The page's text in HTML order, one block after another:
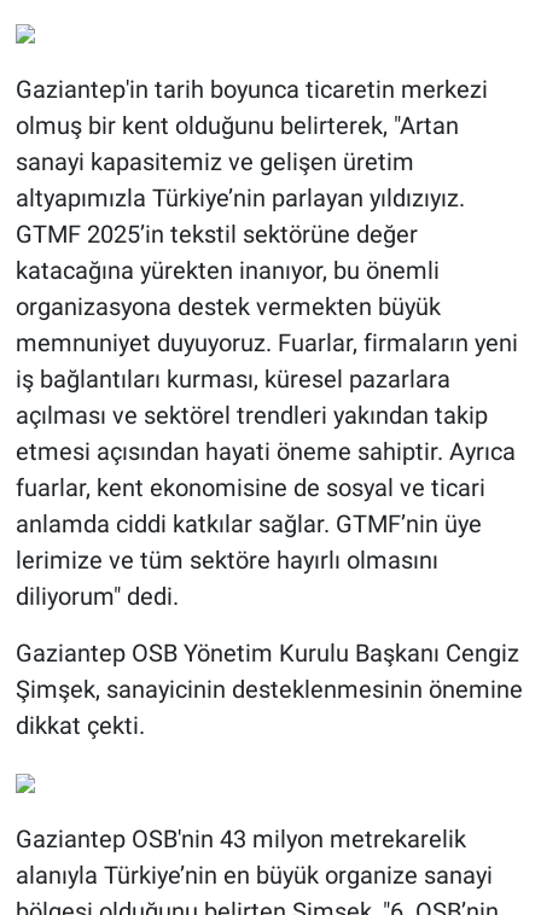
Gaziantep'in tarih boyunca ticaretin merkezi
olmuş bir kent olduğunu belirterek, "Artan
sanayi kapasitemiz ve gelişen üretim
altyapımızla Türkiye’nin parlayan yıldızıyız.
GTMF 2025’in tekstil sektörüne değer
katacağına yürekten inanıyor, bu önemli
organizasyona destek vermekten büyük
memnuniyet duyuyoruz. Fuarlar, firmaların yeni
iş bağlantıları kurması, küresel pazarlara
açılması ve sektörel trendleri yakından takip
etmesi açısından hayati öneme sahiptir. Ayrıca
fuarlar, kent ekonomisine de sosyal ve ticari
anlamda ciddi katkılar sağlar. GTMF’nin üye
lerimize ve tüm sektöre hayırlı olmasını
diliyorum" dedi.
Gaziantep OSB Yönetim Kurulu Başkanı Cengiz
Şimşek, sanayicinin desteklenmesinin önemine
dikkat çekti.
Gaziantep OSB'nin 43 milyon metrekarelik
alanıyla Türkiye’nin en büyük organize sanayi